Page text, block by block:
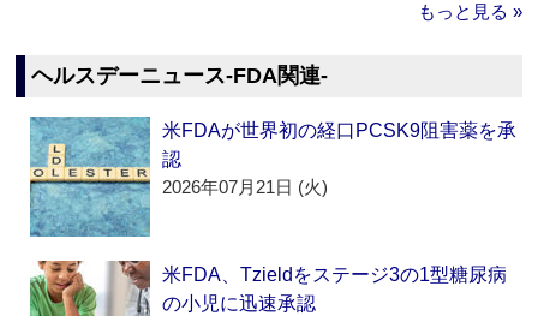
もっと見る »
ヘルスデーニュース‐FDA関連‐
米FDAが世界初の経口PCSK9阻害薬を承
認
2026年07月21日 (火)
米FDA、Tzieldをステージ3の1型糖尿病
の小児に迅速承認